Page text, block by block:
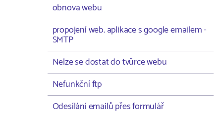
obnova webu
propojení web. aplikace s google emailem -
SMTP
Nelze se dostat do tvůrce webu
Nefunkční ftp
Odesílání emailů přes formulář